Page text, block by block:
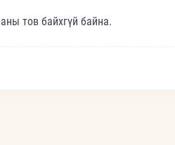
тов байхгүй байна.